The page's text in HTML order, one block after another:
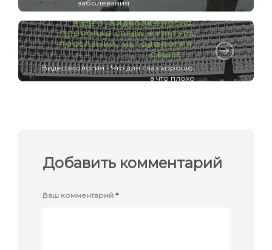
заболевания
ВИДЕО,ВИДЕОЭКОЛОГИЯ,
ЗДОРОВАЯ СРЕДА,КУЛЬТУРА
ПОСЕЛЕНИЙ,МЕТОДОЛОГИЯ,
ОБЩЕЕ, ...
Видеоэкология - Что для глаз хорошо,
а что плохо
Добавить комментарий
Ваш комментарий *